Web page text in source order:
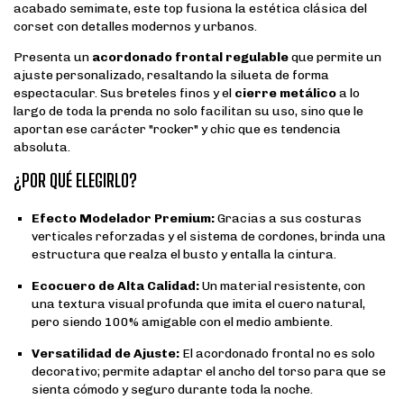
acabado semimate, este top fusiona la estética clásica del
corset con detalles modernos y urbanos.
Presenta un acordonado frontal regulableque permite un
ajuste personalizado, resaltando la silueta de forma
espectacular. Sus breteles finos y el cierre metálicoa lo
largo de toda la prenda no solo facilitan su uso, sino que le
aportan ese carácter "rocker" y chic que es tendencia
absoluta.
¿POR QUÉ ELEGIRLO?
Efecto Modelador Premium:Gracias a sus costuras
verticales reforzadas y el sistema de cordones, brinda una
estructura que realza el busto y entalla la cintura.
Ecocuero de Alta Calidad:Un material resistente, con
una textura visual profunda que imita el cuero natural,
pero siendo 100% amigable con el medio ambiente.
Versatilidad de Ajuste: El acordonado frontal no es solo
decorativo; permite adaptar el ancho del torso para que se
sienta cómodo y seguro durante toda la noche.